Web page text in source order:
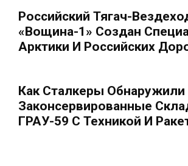
Российский Тягач-
«Вощина-1» Создан
Арктики И Российских
Как Сталкеры Обнаружили
Законсервированные
ГРАУ-59 С Техникой И